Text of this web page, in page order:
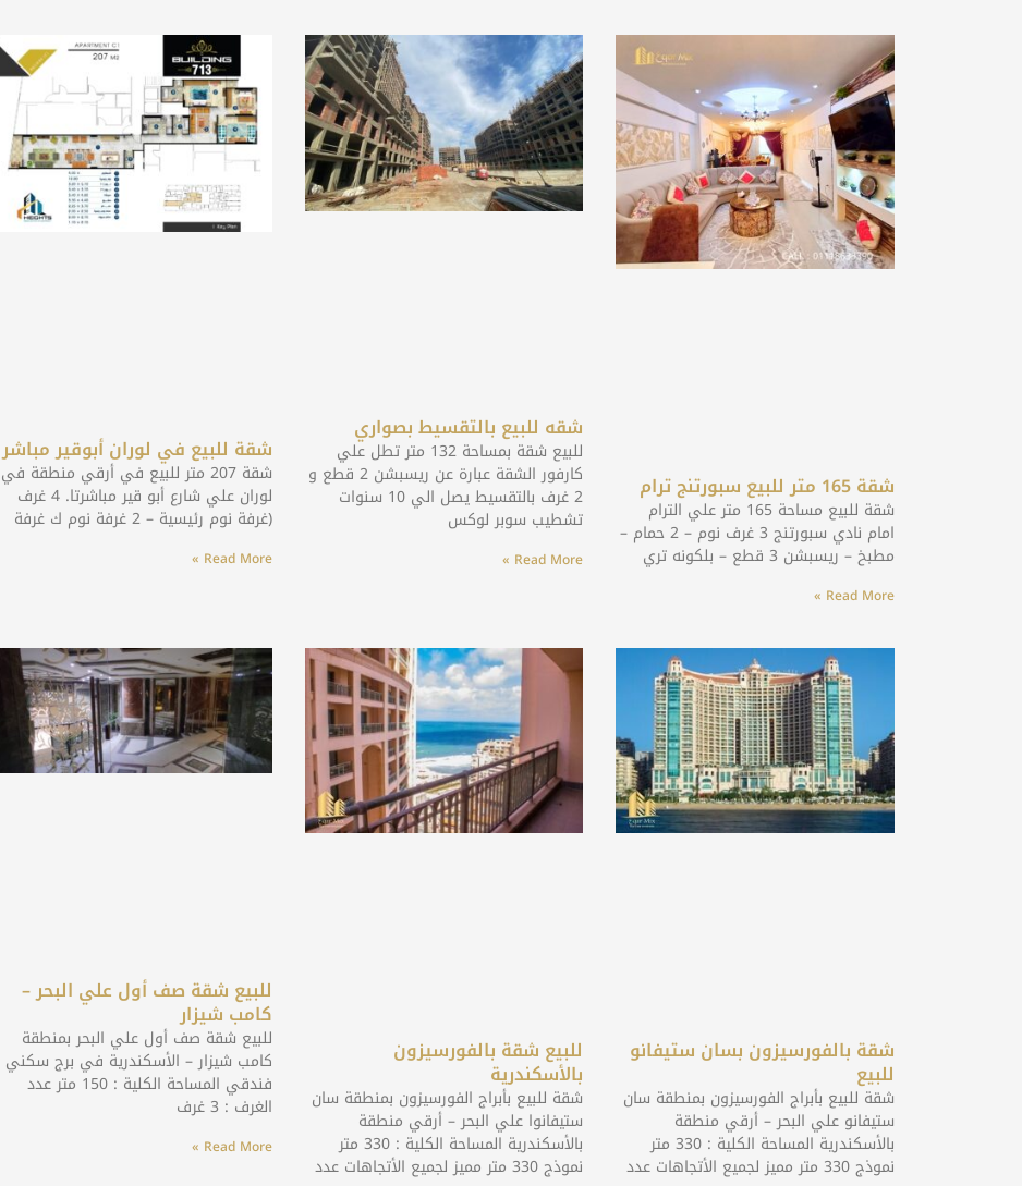
شقة 165 متر للبيع سبورتنج ترام
شقة للبيع مساحة 165 متر علي الترام
امام نادي سبورتنج 3 غرف نوم – 2 حمام –
مطبخ – ريسبشن 3 قطع – بلكونه تري
Read More »
شقه للبيع بالتقسيط بصواري
للبيع شقة بمساحة 132 متر تطل علي
كارفور الشقة عبارة عن ريسبشن 2 قطع و
2 غرف بالتقسيط يصل الي 10 سنوات
تشطيب سوبر لوكس
Read More »
شقة للبيع في لوران أبوقير مباشر
شقة 207 متر للبيع في أرقي منطقة في
لوران علي شارع أبو قير مباشرتا. 4 غرف
(غرفة نوم رئيسية – 2 غرفة نوم ك غرفة
Read More »
شقة بالفورسيزون بسان ستيفانو
للبيع
شقة للبيع بأبراج الفورسيزون بمنطقة سان
ستيفانو علي البحر – أرقي منطقة
بالأسكندرية المساحة الكلية : 330 متر
نموذج 330 متر مميز لجميع الأتجاهات عدد
للبيع شقة بالفورسيزون
بالأسكندرية
شقة للبيع بأبراج الفورسيزون بمنطقة سان
ستيفانوا علي البحر – أرقي منطقة
بالأسكندرية المساحة الكلية : 330 متر
نموذج 330 متر مميز لجميع الأتجاهات عدد
للبيع شقة صف أول علي البحر –
كامب شيزار
للبيع شقة صف أول علي البحر بمنطقة
كامب شيزار – الأسكندرية في برج سكني
فندقي المساحة الكلية : 150 متر عدد
الغرف : 3 غرف
Read More »